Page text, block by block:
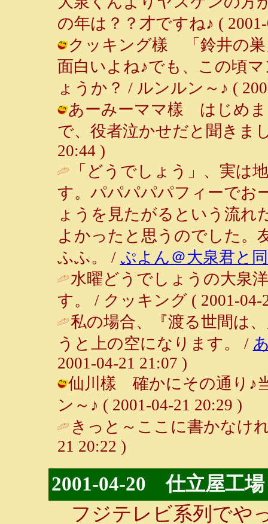
の年は？？才ですね♪ (
クッキング樣 「鈴井の巣
面白いよね♪でも、この頃
ょうか？ / ルンルン～♪ (
あーみーママ樣 はじめま
で、役者泣かせだと聞きま
20:44 )
「どうでしょう」、実は
す。パパパパパフィーでお
ょうを見たがるという流れ
よかったと思うのでした。
ふふ。 / ぷよん＠大泉君と
水曜どうでしょうの大泉
す。 / クッキング ( 2001-04-
私の場合、『渡る世間は
うと上の空になります。 /
2001-04-21 21:07 )
仙川樣 確かにその通り♪
ン～♪ ( 2001-04-21 20:29 )
きっと～ここに書かなけ
21 20:22 )
2001-04-20 仕立屋工場
フジテレビ系列でや